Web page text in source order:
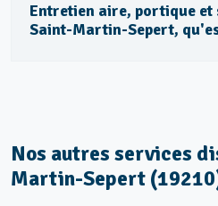
Entretien aire, portique et
Saint-Martin-Sepert,
Nos autres services
Martin-Sepert